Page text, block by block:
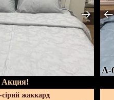
Акция!
сірий жаккард
A-